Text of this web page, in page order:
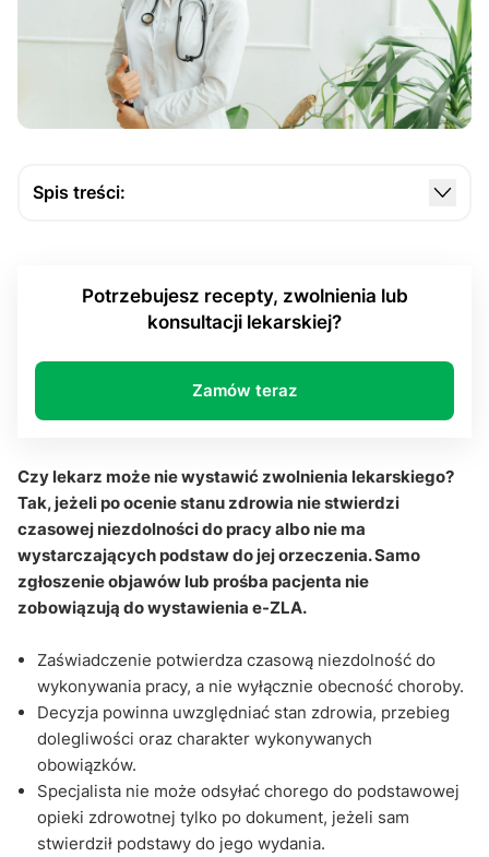
Spis treści:
Jak lekarz ocenia niezdolność do pracy?
Kto może wystawić e-ZLA i czy specjalista może
odesłać do przychodni?
Co może zrobić pacjent po odmowie wystawienia
Pytania i odpowiedzi
Potrzebujesz recepty, zwolnienia lub
konsultacji lekarskiej?
Zamów teraz
Czy lekarz może nie wystawić zwolnienia lekarskiego?
Tak, jeżeli po ocenie stanu zdrowia nie stwierdzi
czasowej niezdolności do pracy albo nie ma
wystarczających podstaw do jej orzeczenia. Samo
zgłoszenie objawów lub prośba pacjenta nie
zobowiązują do wystawienia e-ZLA.
Zaświadczenie potwierdza czasową niezdolność do
wykonywania pracy, a nie wyłącznie obecność choroby.
Decyzja powinna uwzględniać stan zdrowia, przebieg
dolegliwości oraz charakter wykonywanych
obowiązków.
Specjalista nie może odsyłać chorego do podstawowej
opieki zdrowotnej tylko po dokument, jeżeli sam
stwierdził podstawy do jego wydania.